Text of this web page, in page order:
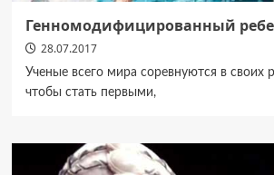
Генномодифицированный
28.07.2017
Ученые всего мира соревнуются в своих
чтобы стать первыми,